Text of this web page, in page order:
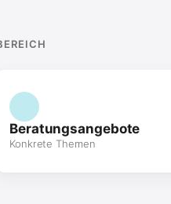
Beratungsangebote
Konkrete Themen